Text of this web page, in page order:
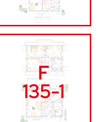
F
135-1